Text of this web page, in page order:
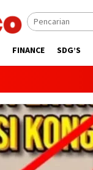
FINANCE SDG’S